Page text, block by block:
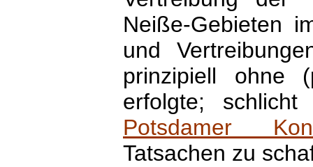
Neiße-Gebieten
und
prinzipiell ohne
erfolgte;
Potsdamer
Tatsachen zu